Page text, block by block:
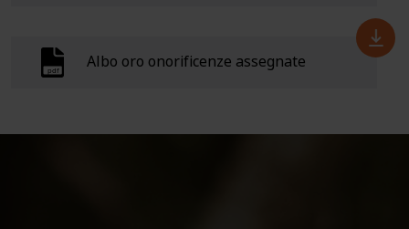
Albo oro onorificenze assegnate